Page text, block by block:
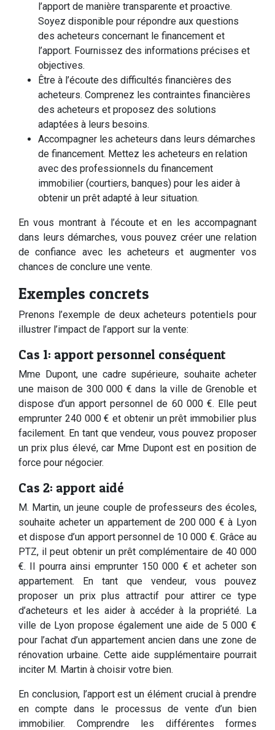
l’apport de manière transparente et proactive.
Soyez disponible pour répondre aux questions
des acheteurs concernant le financement et
l’apport. Fournissez des informations précises et
objectives.
Être à l’écoute des difficultés financières des
acheteurs. Comprenez les contraintes financières
des acheteurs et proposez des solutions
adaptées à leurs besoins.
Accompagner les acheteurs dans leurs démarches
de financement. Mettez les acheteurs en relation
avec des professionnels du financement
immobilier (courtiers, banques) pour les aider à
obtenir un prêt adapté à leur situation.
En vous montrant à l’écoute et en les accompagnant
dans leurs démarches, vous pouvez créer une relation
de confiance avec les acheteurs et augmenter vos
chances de conclure une vente.
Exemples concrets
Prenons l’exemple de deux acheteurs potentiels pour
illustrer l’impact de l’apport sur la vente:
Cas 1: apport personnel conséquent
Mme Dupont, une cadre supérieure, souhaite acheter
une maison de 300 000 € dans la ville de Grenoble et
dispose d’un apport personnel de 60 000 €. Elle peut
emprunter 240 000 € et obtenir un prêt immobilier plus
facilement. En tant que vendeur, vous pouvez proposer
un prix plus élevé, car Mme Dupont est en position de
force pour négocier.
Cas 2: apport aidé
M. Martin, un jeune couple de professeurs des écoles,
souhaite acheter un appartement de 200 000 € à Lyon
et dispose d’un apport personnel de 10 000 €. Grâce au
PTZ, il peut obtenir un prêt complémentaire de 40 000
€. Il pourra ainsi emprunter 150 000 € et acheter son
appartement. En tant que vendeur, vous pouvez
proposer un prix plus attractif pour attirer ce type
d’acheteurs et les aider à accéder à la propriété. La
ville de Lyon propose également une aide de 5 000 €
pour l’achat d’un appartement ancien dans une zone de
rénovation urbaine. Cette aide supplémentaire pourrait
inciter M. Martin à choisir votre bien.
En conclusion, l’apport est un élément crucial à prendre
en compte dans le processus de vente d’un bien
immobilier. Comprendre les différentes formes